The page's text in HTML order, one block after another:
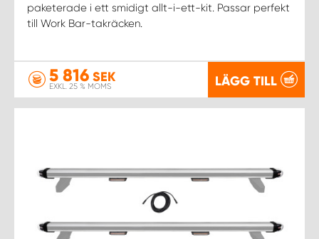
paketerade i ett smidigt allt-i-ett-kit. Passar perfekt
till Work Bar-takräcken.
5 816 SEK
EXKL. 25 % MOMS LÄGG TILL
WORK SYSTEM ÖREBRO
WORK SYSTEM ÖSTERSUND